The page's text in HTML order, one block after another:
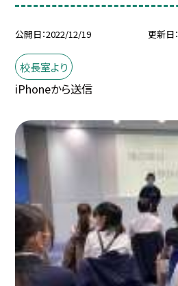
公開日 2022/12/19 更新日
校長室より
iPhoneから送信